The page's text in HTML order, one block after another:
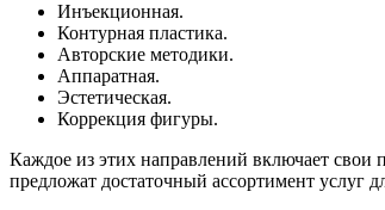
Инъекционная.
Контурная пластика.
Авторские методики.
Аппаратная.
Эстетическая.
Коррекция фигуры.
Каждое из этих направлений включает
предложат достаточный ассортимент услуг